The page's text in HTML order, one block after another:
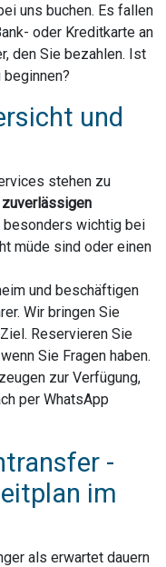
uns buchen. Es fallen
oder Kreditkarte an
den Sie bezahlen. Ist
und
stehen zu
zuverlässigen
wichtig bei
müde sind oder einen
und beschäftigen
Wir bringen Sie
Reservieren Sie
Sie Fragen haben.
zur Verfügung,
per WhatsApp
-
im
als erwartet dauern